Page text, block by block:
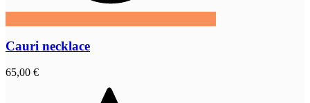
Cauri necklace
65,00 €